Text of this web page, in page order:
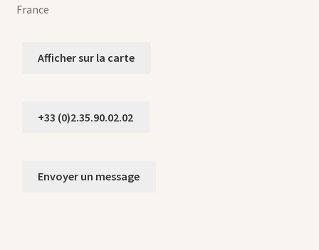
France
Afficher sur la carte
+33 (0)2.35.90.02.02
Envoyer un message